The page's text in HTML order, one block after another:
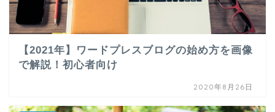
【2021年】ワードプレスブログの始め方を画像
で解説！初心者向け
2020年8月26日